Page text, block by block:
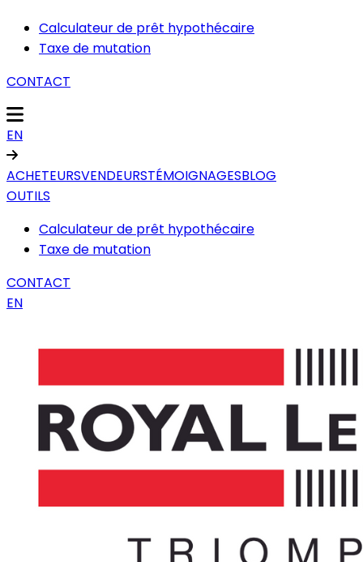
Calculateur de prêt hypothécaire
Taxe de mutation
CONTACT
EN
ACHETEURSVENDEURSTÉMOIGNAGESBLOG
OUTILS
Calculateur de prêt hypothécaire
Taxe de mutation
CONTACT
EN